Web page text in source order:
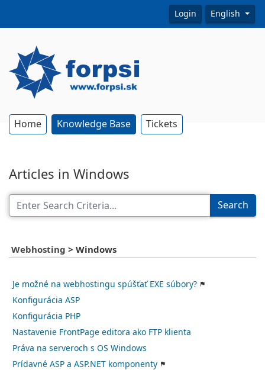
Login English
Home Knowledge Base Tickets
Articles in Windows
Search
Webhosting > Windows
Je možné na webhostingu spúšťať EXE súbory?
Konfigurácia ASP
Konfigurácia PHP
Nastavenie FrontPage editora ako FTP klienta
Práva na serveroch s OS Windows
Prídavné ASP a ASP.NET komponenty